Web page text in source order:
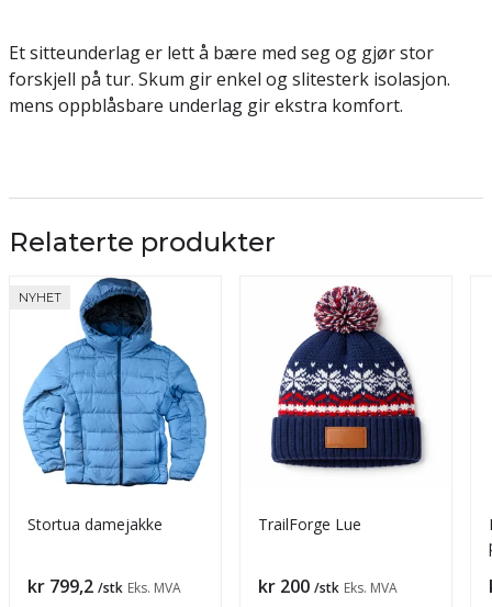
Et sitteunderlag er lett å bære med seg og gjør stor
forskjell på tur. Skum gir enkel og slitesterk isolasjon.
mens oppblåsbare underlag gir ekstra komfort.
Relaterte produkter
NYHET
Stortua damejakke
Pris
kr 799,2 /stk Eks. MVA
TrailForge Lue
Pris
kr 200 /stk Eks. MVA